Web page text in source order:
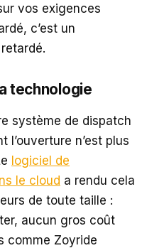
vos exigences
c’est un
technologie
système de dispatch
l’ouverture n’est plus
logiciel de
le cloud a rendu cela
de toute taille :
aucun gros coût
comme Zoyride